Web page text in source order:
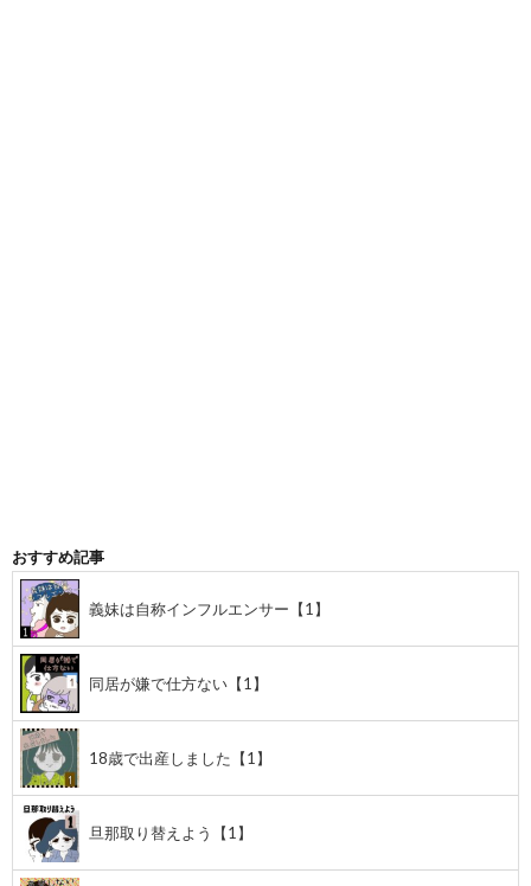
おすすめ記事
義妹は自称インフルエンサー【1】
同居が嫌で仕方ない【1】
18歳で出産しました【1】
旦那取り替えよう【1】